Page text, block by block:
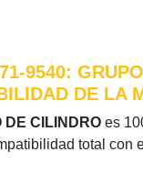
9540:
DE LA
DE CILINDRO es
total con